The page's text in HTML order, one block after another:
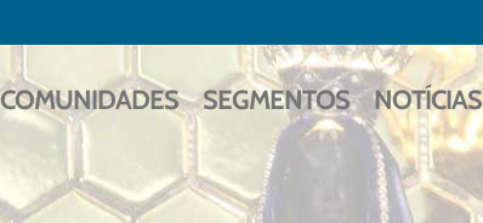
COMUNIDADES SEGMENTOS NOTÍCIAS